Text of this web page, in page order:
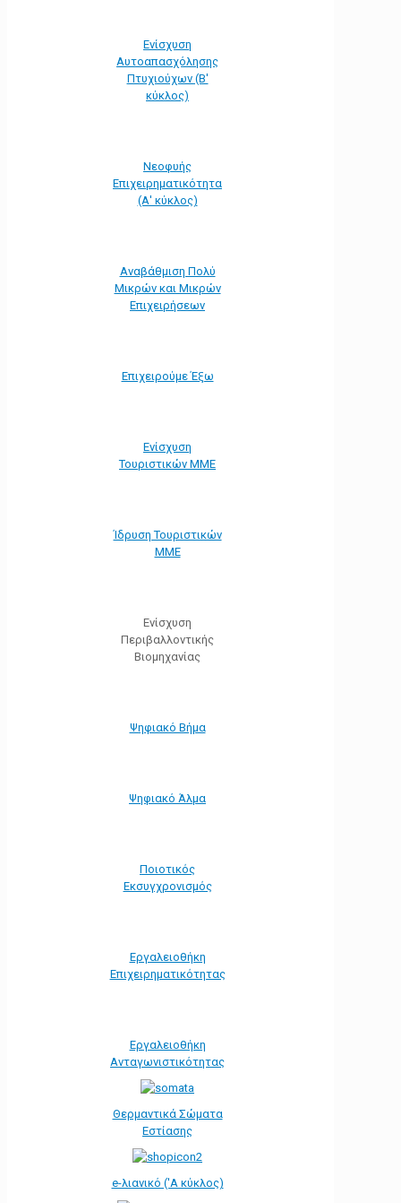
Ενίσχυση
Αυτοαπασχόλησης
Πτυχιούχων (Β'
κύκλος)
Νεοφυής
Επιχειρηματικότητα
(Α' κύκλος)
Αναβάθμιση Πολύ
Μικρών και Μικρών
Επιχειρήσεων
Επιχειρούμε Έξω
Ενίσχυση
Τουριστικών ΜΜΕ
Ίδρυση Τουριστικών
ΜΜΕ
Ενίσχυση
Περιβαλλοντικής
Βιομηχανίας
Ψηφιακό Βήμα
Ψηφιακό Άλμα
Ποιοτικός
Εκσυγχρονισμός
Εργαλειοθήκη
Eπιχειρηματικότητας
Εργαλειοθήκη
Ανταγωνιστικότητας
Θερμαντικά Σώματα
Εστίασης
e-λιανικό ('Α κύκλος)